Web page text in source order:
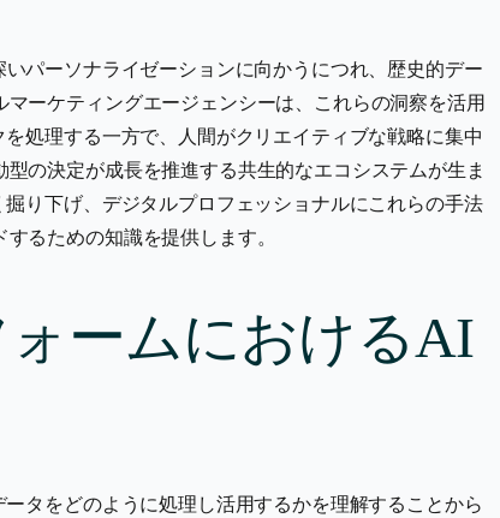
パーソナライゼーションに向かうにつれ、歴史的デー
ーケティングエージェンシーは、これらの洞察を活用
処理する一方で、人間がクリエイティブな戦略に集中
の決定が成長を推進する共生的なエコシステムが生ま
り下げ、デジタルプロフェッショナルにこれらの手法
るための知識を提供します。
ームにおけるAI
タをどのように処理し活用するかを理解することから